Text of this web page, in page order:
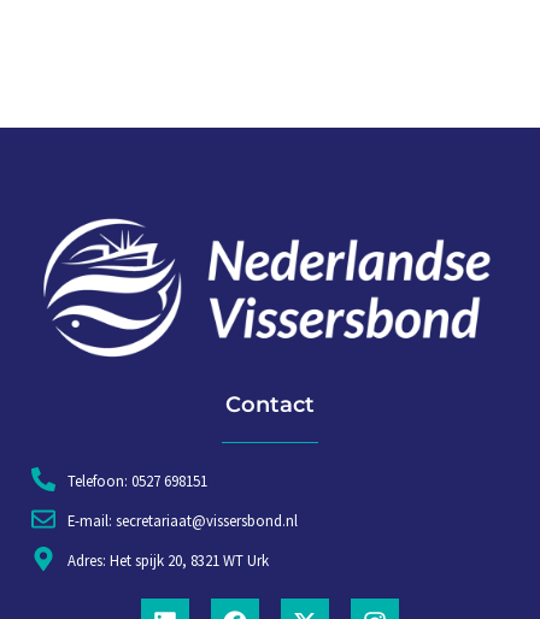
Contact
Telefoon: 0527 698151
E-mail: secretariaat@vissersbond.nl
Adres: Het spijk 20, 8321 WT Urk